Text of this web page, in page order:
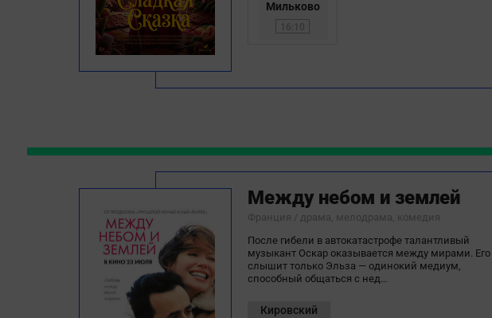
Мильково
Между небом и землей
Франция / драма, мелодрама, комедия
После гибели в автокатастрофе талантливый
музыкант Оскар оказывается между мирами. Его
слышит только Эльза — одинокий медиум,
способный общаться с нед…
Кировский